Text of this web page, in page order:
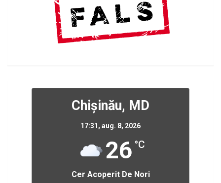
Chișinău, MD
17:31, aug. 8, 2026
26 °C
Cer Acoperit De Nori